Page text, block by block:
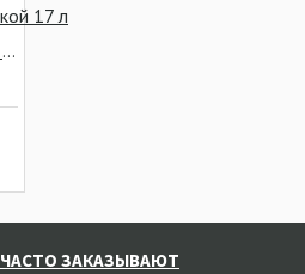
Ведро ZEMEX с крышкой 17 л
ЧАСТО ЗАКАЗЫВАЮТ